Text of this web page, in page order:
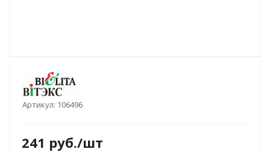
Артикул: 106496
241 руб./шт